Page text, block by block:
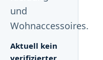
und
Wohnaccessoires.
Aktuell kein
verifizierter